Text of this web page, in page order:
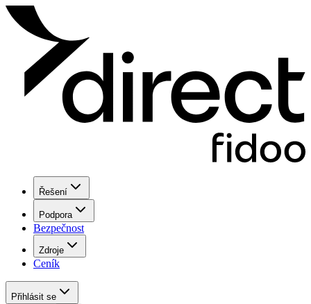
Řešení
Podpora
Bezpečnost
Zdroje
Ceník
Přihlásit se